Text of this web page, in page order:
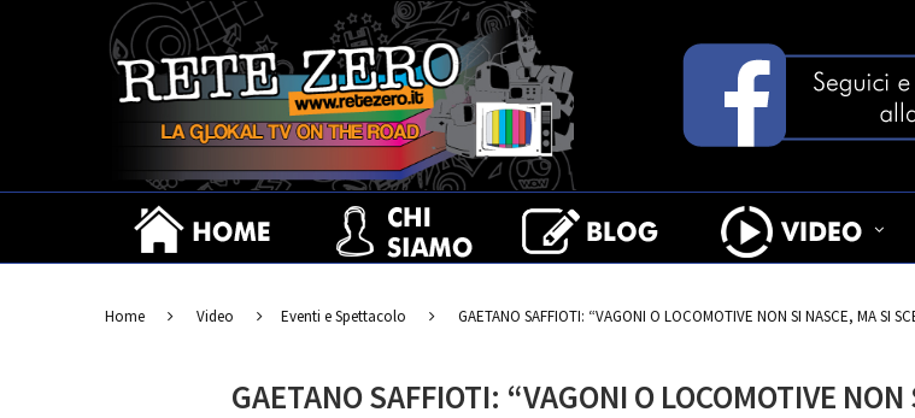
Home Video Eventi e Spettacolo GAETANO SAFFIOTI: “VAGONI O LOCOMOTIVE NON SI NASCE, MA SI
GAETANO SAFFIOTI: “VAGONI O LOCOMOTIVE